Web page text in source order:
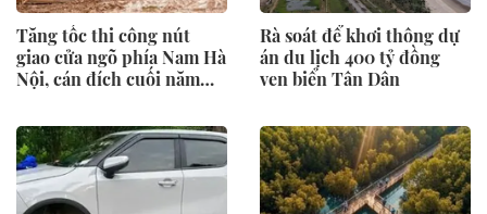
Tăng tốc thi công nút
giao cửa ngõ phía Nam Hà
Nội, cán đích cuối năm
Rà soát để khơi thông dự
án du lịch 400 tỷ đồng
ven biển Tân Dân